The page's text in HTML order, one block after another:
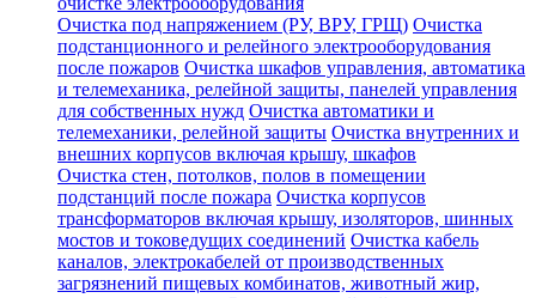
Очистка под напряжением (РУ, ВРУ, ГРЩ) Очистка
подстанционного и релейного электрооборудования
после пожаров Очистка шкафов управления, автоматика
и телемеханика, релейной защиты, панелей управления
для собственных нужд Очистка автоматики и
телемеханики, релейной защиты Очистка внутренних и
внешних корпусов включая крышу, шкафов
Очистка стен, потолков, полов в помещении
подстанций после пожара Очистка корпусов
трансформаторов включая крышу, изоляторов, шинных
мостов и токоведущих соединений Очистка кабель
каналов, электрокабелей от производственных
загрязнений пищевых комбинатов, животный жир,